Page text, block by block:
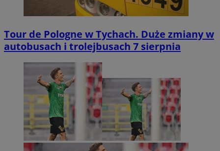
Tour de Pologne w Tychach. Duże zmiany w
autobusach i trolejbusach 7 sierpnia